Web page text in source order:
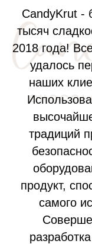
CandyKrut -
тысяч
2018 года!
удалось
наших
традиций
продукт,
самого